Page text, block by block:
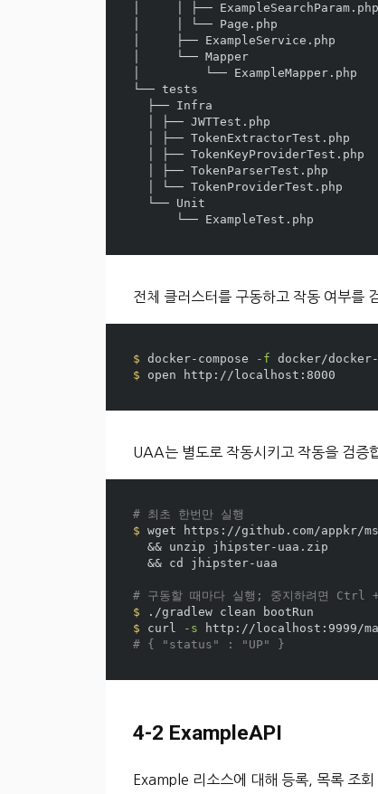
│     │ ├── ExampleSearchParam.php
│     │ └── Page.php
│     ├── ExampleService.php
│     └── Mapper
│         └── ExampleMapper.php
└── tests
전체 클러스터를 구동하고 작동 여부를
$ docker-compose -f docker/
$
UAA는 별도로 작동시키고 작동을 검증
# 최초 한번만 실행
$ wget https://github.com/appkr/
&& unzip jhipster-uaa.zip
&& cd jhipster-uaa
# 구동할 때마다 실행; 중지하려면 Ctrl
$
$ curl -s
# { "status" : "UP" }
4-2 ExampleAPI
Example 리소스에 대해 등록, 목록 조